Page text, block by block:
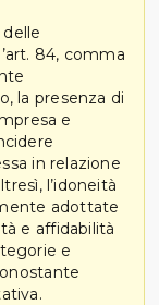
84, comma
la presenza di
e
in relazione
l’idoneità
adottate
e affidabilità
e